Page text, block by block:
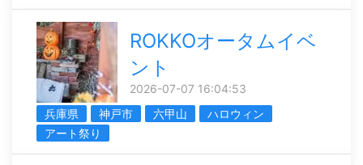
ROKKOオータムイベ
ント
2026-07-07 16:04:53
兵庫県
神戸市 六甲山
ハロウィン
アート祭り